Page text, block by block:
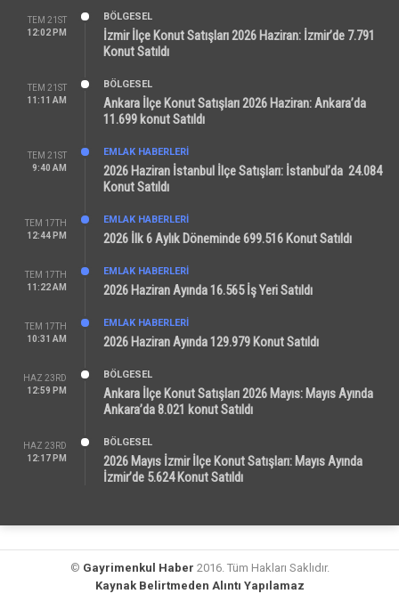
TEM 21ST
12:02 PM
BÖLGESEL
İzmir İlçe Konut Satışları 2026 Haziran: İzmir’de 7.791
Konut Satıldı
TEM 21ST
11:11 AM
BÖLGESEL
Ankara İlçe Konut Satışları 2026 Haziran: Ankara’da
11.699 konut Satıldı
TEM 21ST
9:40 AM
EMLAK HABERLERI
2026 Haziran İstanbul İlçe Satışları: İstanbul’da 24.084
Konut Satıldı
TEM 17TH
12:44 PM
EMLAK HABERLERI
2026 İlk 6 Aylık Döneminde 699.516 Konut Satıldı
TEM 17TH
11:22 AM
EMLAK HABERLERI
2026 Haziran Ayında 16.565 İş Yeri Satıldı
TEM 17TH
10:31 AM
EMLAK HABERLERI
2026 Haziran Ayında 129.979 Konut Satıldı
HAZ 23RD
12:59 PM
BÖLGESEL
Ankara İlçe Konut Satışları 2026 Mayıs: Mayıs Ayında
Ankara’da 8.021 konut Satıldı
HAZ 23RD
12:17 PM
BÖLGESEL
2026 Mayıs İzmir İlçe Konut Satışları: Mayıs Ayında
İzmir’de 5.624 Konut Satıldı
© Gayrimenkul Haber 2016. Tüm Hakları Saklıdır.
Kaynak Belirtmeden Alıntı Yapılamaz